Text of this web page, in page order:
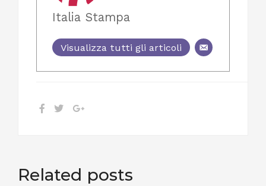
Italia Stampa
Visualizza tutti gli articoli
Related posts